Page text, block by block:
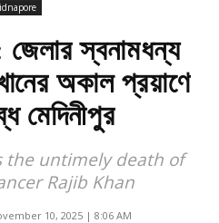
স্বনামধন্য
অকাল প্রয়াণে
মেদিনীপুর
untimely death of
Rajib Khan
10, 2025 | 8:06 AM